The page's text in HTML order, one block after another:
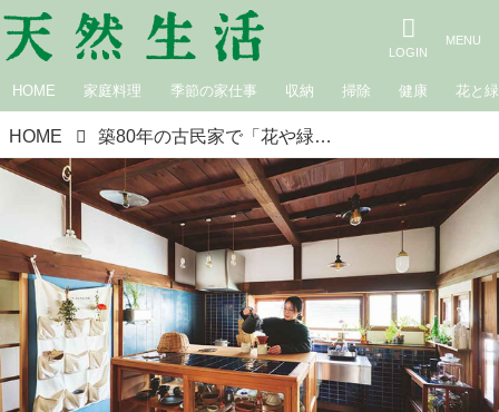
HOME 家庭料理 季節の家仕事 収納 掃除 健康 花と緑
HOME 築80年の古民家で「花や緑」に囲まれて暮らす豊かな日々。空や海を感じるインテリアで植物の“自然な姿”を楽しむ／フラワーコーディネーター・山下有世さん